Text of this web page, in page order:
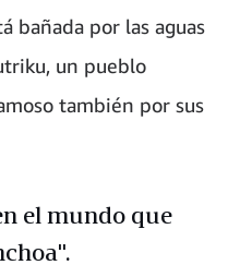
bañada por las aguas
un pueblo
también por sus
el mundo que